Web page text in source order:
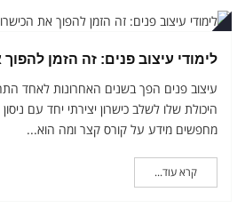
לימודי עיצוב פנים: זה הזמן
עיצוב פנים הפך בשנים האחרונות לאחד
היכולת שלו לשלב כישרון יצירתי יחד עם
מחפשים מידע על קורס קצר ומה הוא...
קרא עוד...